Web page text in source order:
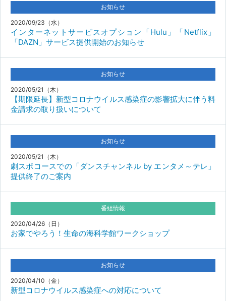
お知らせ
2020/09/23（水）
インターネットサービスオプション「Hulu」「Netflix」
「DAZN」サービス提供開始のお知らせ
お知らせ
2020/05/21（木）
【期限延長】新型コロナウイルス感染症の影響拡大に伴う料
金請求の取り扱いについて
お知らせ
2020/05/21（木）
劇スポコースでの「ダンスチャンネル by エンタメ～テレ」
提供終了のご案内
番組情報
2020/04/26（日）
お家でやろう！生命の海科学館ワークショップ
お知らせ
2020/04/10（金）
新型コロナウイルス感染症への対応について